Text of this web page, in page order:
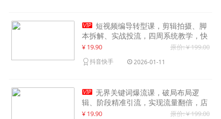
 短视频编导转型课，剪辑拍摄、脚
本拆解、实战投流，四周系统教学，快
速入行月入2w+
¥ 19.90 原价: ¥ 199.00
抖音快手 2026-01-11
 无界关键词爆流课，破局布局逻
辑、阶段精准引流，实现流量翻倍，店
铺业绩增长50%+
¥ 19.90 原价: ¥ 199.00